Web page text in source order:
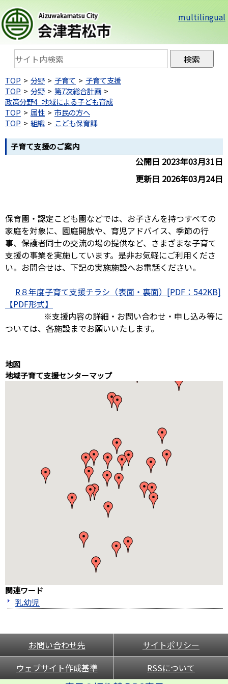
multilingual
TOP 分野 子育て
子育て支援
TOP
分野
第7次総合計画
政策分野4_地域による子ども育成
TOP
属性
市民の方へ
TOP
組織 こども保育課
子育て支援のご案内
公開日 2023年03月31日
更新日 2026年03月24日
保育園・認定こども園などでは、お子さんを持つすべての
家庭を対象に、園庭開放や、育児アドバイス、季節の行
事、保護者同士の交流の場の提供など、さまざまな子育て
支援の事業を実施しています。是非お気軽にご利用くださ
い。お問合せは、下記の実施施設へお電話ください。
R８年度子育て支援チラシ（表面・裏面）[PDF：542KB]
※支援内容の詳細・お問い合わせ・申し込み等に
ついては、各施設までお願いいたします。
地図
地域子育て支援センターマップ
関連ワード
乳幼児
お問い合わせ先
サイトポリシー
ウェブサイト作成基準
RSSについて